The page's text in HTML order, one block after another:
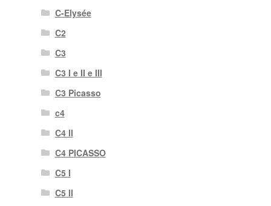
C-Elysée
C2
C3
C3 I e II e III
C3 Picasso
c4
C4 II
C4 PICASSO
C5 I
C5 II